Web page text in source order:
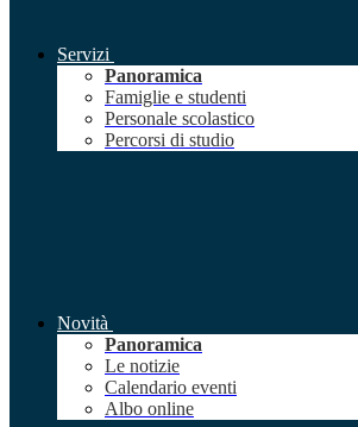
Servizi
Panoramica
Famiglie e studenti
Personale scolastico
Percorsi di studio
Novità
Panoramica
Le notizie
Calendario eventi
Albo online